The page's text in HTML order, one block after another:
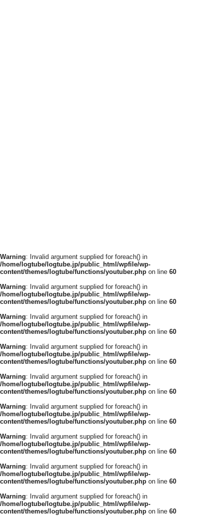
Warning: Invalid argument supplied for foreach() in
/home/logtube/logtube.jp/public_html/wpfile/wp-
content/themes/logtube/functions/youtuber.php on line 60
Warning: Invalid argument supplied for foreach() in
/home/logtube/logtube.jp/public_html/wpfile/wp-
content/themes/logtube/functions/youtuber.php on line 60
Warning: Invalid argument supplied for foreach() in
/home/logtube/logtube.jp/public_html/wpfile/wp-
content/themes/logtube/functions/youtuber.php on line 60
Warning: Invalid argument supplied for foreach() in
/home/logtube/logtube.jp/public_html/wpfile/wp-
content/themes/logtube/functions/youtuber.php on line 60
Warning: Invalid argument supplied for foreach() in
/home/logtube/logtube.jp/public_html/wpfile/wp-
content/themes/logtube/functions/youtuber.php on line 60
Warning: Invalid argument supplied for foreach() in
/home/logtube/logtube.jp/public_html/wpfile/wp-
content/themes/logtube/functions/youtuber.php on line 60
Warning: Invalid argument supplied for foreach() in
/home/logtube/logtube.jp/public_html/wpfile/wp-
content/themes/logtube/functions/youtuber.php on line 60
Warning: Invalid argument supplied for foreach() in
/home/logtube/logtube.jp/public_html/wpfile/wp-
content/themes/logtube/functions/youtuber.php on line 60
Warning: Invalid argument supplied for foreach() in
/home/logtube/logtube.jp/public_html/wpfile/wp-
content/themes/logtube/functions/youtuber.php on line 60